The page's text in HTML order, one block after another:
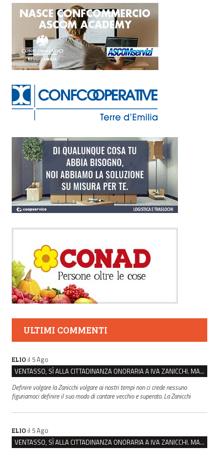
ULTIMI COMMENTI
ELIO il 5 Ago
VENTASSO, SÌ ALLA CITTADINANZA ONORARIA A IVA ZANICCHI. MA BARGIACCHI: “È DI PESSIMO GUSTO”
Definire volgare la Zanicchi volgare ai nostri tempi non ci crede nessuno
figuriamoci definire il suo modo di cantare vecchio e superato. La Zanicchi
ELIO il 5 Ago
VENTASSO, SÌ ALLA CITTADINANZA ONORARIA A IVA ZANICCHI. MA BARGIACCHI: “È DI PESSIMO GUSTO”